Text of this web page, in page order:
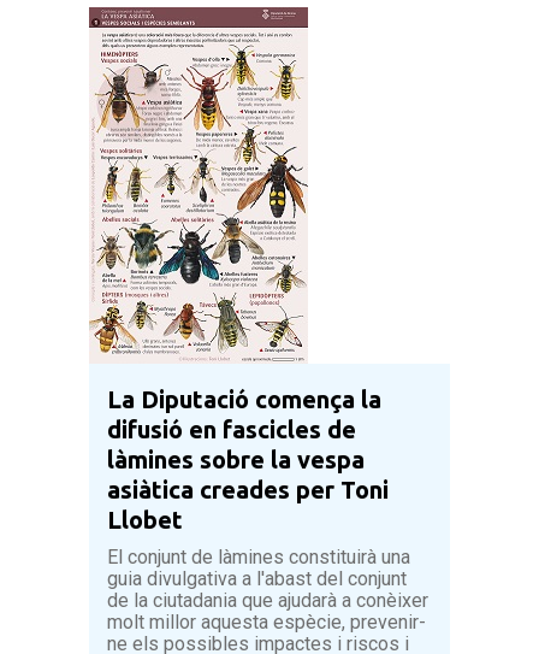
La Diputació comença la
difusió en fascicles de
làmines sobre la vespa
asiàtica creades per Toni
Llobet
El conjunt de làmines constituirà una
guia divulgativa a l'abast del conjunt
de la ciutadania que ajudarà a conèixer
molt millor aquesta espècie, prevenir-
ne els possibles impactes i riscos i